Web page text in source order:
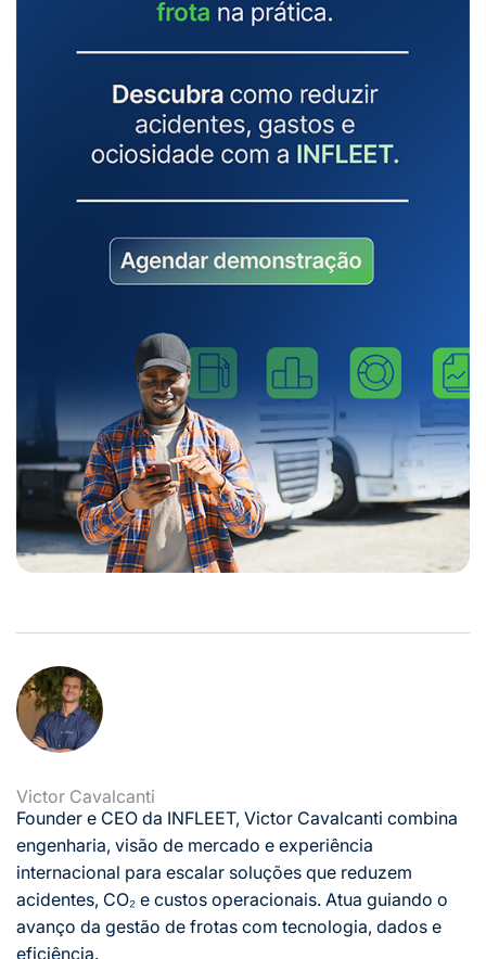
Victor Cavalcanti
Founder e CEO da INFLEET, Victor Cavalcanti combina
engenharia, visão de mercado e experiência
internacional para escalar soluções que reduzem
acidentes, CO₂ e custos operacionais. Atua guiando o
avanço da gestão de frotas com tecnologia, dados e
eficiência.